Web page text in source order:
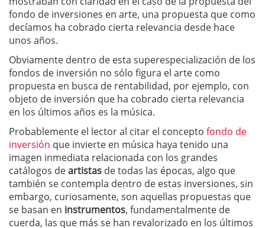
fondo de inversiones en arte, una propuesta que como
decíamos ha cobrado cierta relevancia desde hace
unos años.
Obviamente dentro de esta superespecialización de los
fondos de inversión no sólo figura el arte como
propuesta en busca de rentabilidad, por ejemplo, con
objeto de inversión que ha cobrado cierta relevancia
en los últimos años es la música.
Probablemente el lector al citar el concepto fondo de
inversión que invierte en música haya tenido una
imagen inmediata relacionada con los grandes
catálogos deartistas de todas las épocas, algo que
también se contempla dentro de estas inversiones, sin
embargo, curiosamente, son aquellas propuestas que
se basan en instrumentos, fundamentalmente de
cuerda, las que más se han revalorizado en los últimos